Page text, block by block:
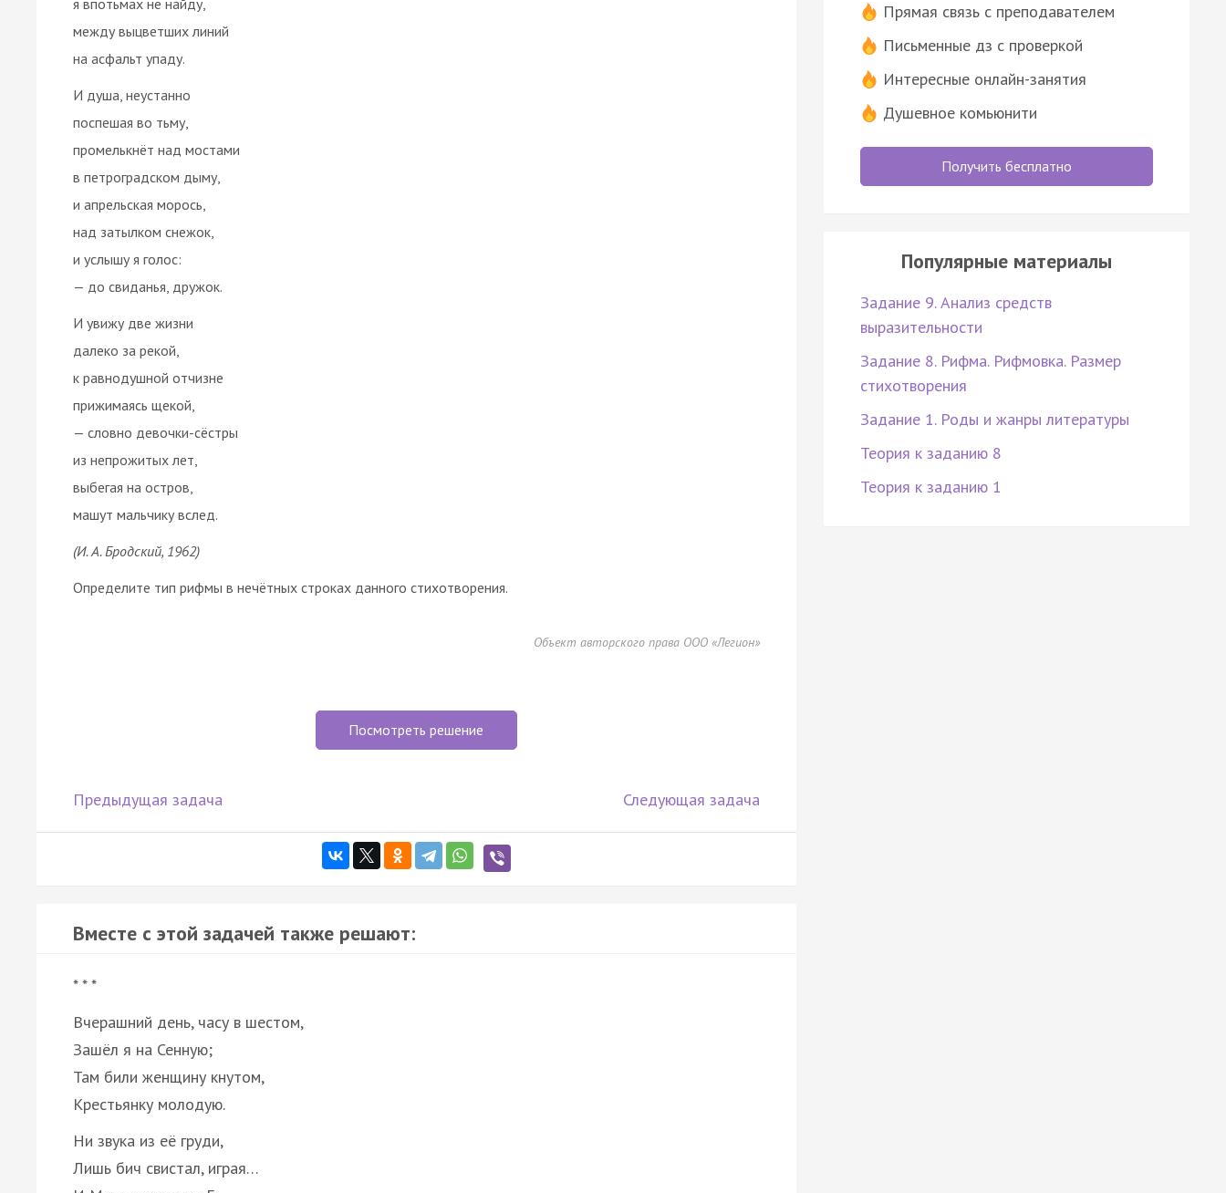
между выцветших линий
на асфальт упаду.
И душа, неустанно
поспешая во тьму,
промелькнёт над мостами
в петроградском дыму,
и апрельская морось,
над затылком снежок,
и услышу я голос:
— до свиданья, дружок.
И увижу две жизни
далеко за рекой,
к равнодушной отчизне
прижимаясь щекой,
— словно девочки-сёстры
из непрожитых лет,
выбегая на остров,
машут мальчику вслед.
(И. А. Бродский, 1962)
Определите тип рифмы в нечётных строках данного стихотворения.
Объект авторского права ООО «Легион»
Посмотреть решение
Предыдущая задача Следующая задача
Вместе с этой задачей также решают:
* * *
Вчерашний день, часу в шестом,
Зашёл я на Сенную;
Там били женщину кнутом,
Крестьянку молодую.
Ни звука из её груди,
Лишь бич свистал, играя…
Прямая связь с преподавателем
Письменные дз с проверкой
Интересные онлайн-занятия
Душевное комьюнити
Получить бесплатно
Популярные материалы
Задание 9. Анализ средств
выразительности
Задание 8. Рифма. Рифмовка. Размер
стихотворения
Задание 1. Роды и жанры литературы
Теория к заданию 8
Теория к заданию 1